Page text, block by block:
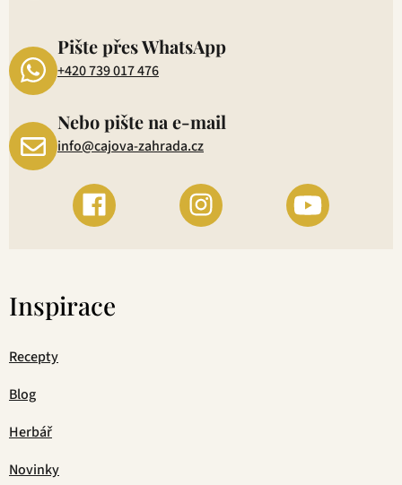
Pište přes WhatsApp
+420 739 017 476
Nebo pište na e-mail
info@cajova-zahrada.cz
Inspirace
Recepty
Blog
Herbář
Novinky